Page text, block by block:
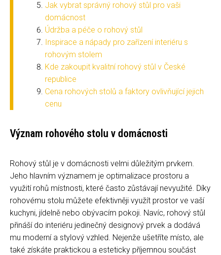
Jak vybrat správný rohový stůl pro vaši
domácnost
Údržba a péče o rohový stůl
Inspirace a nápady pro zařízení interiéru s
rohovým stolem
Kde zakoupit kvalitní rohový stůl v České
republice
Cena rohových stolů a faktory ovlivňující jejich
cenu
Význam rohového stolu v domácnosti
Rohový stůl je v domácnosti velmi důležitým prvkem.
Jeho hlavním významem je optimalizace prostoru a
využití rohů místnosti, které často zůstávají nevyužité. Díky
rohovému stolu můžete efektivněji využít prostor ve vaší
kuchyni, jídelně nebo obývacím pokoji. Navíc, rohový stůl
přináší do interiéru jedinečný designový prvek a dodává
mu moderní a stylový vzhled. Nejenže ušetříte místo, ale
také získáte praktickou a esteticky příjemnou součást